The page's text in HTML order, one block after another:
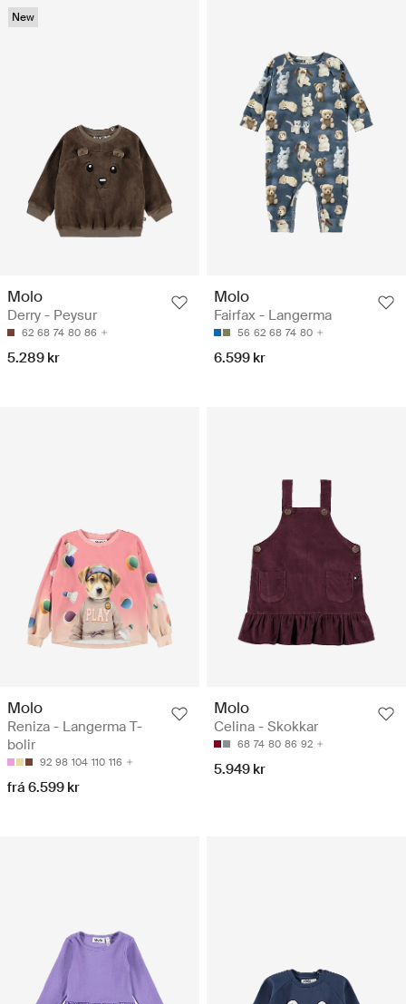
New
Molo
Derry - Peysur
62 68 74 80 86
5.289 kr
Molo
Fairfax - Langerma
56 62 68 74 80
6.599 kr
Molo
Reniza - Langerma T-
bolir
92 98 104 110 116
frá 6.599 kr
Molo
Celina - Skokkar
68 74 80 86 92
5.949 kr